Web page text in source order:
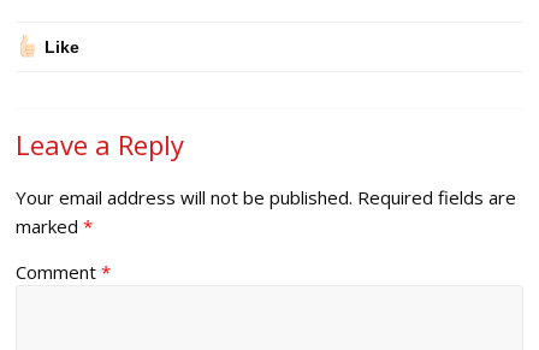
Like
Leave a Reply
Your email address will not be published. Required fields are
marked*
Comment*